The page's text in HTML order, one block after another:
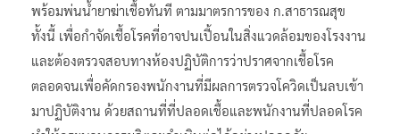
พร้อมพ่นน้ำยาฆ่าเชื้อทันที ตามมาตรการของ ก.สาธารณสุข
ทั้งนี้ เพื่อกำจัดเชื้อโรคที่อาจปนเปี้อนในสิ่งแวดล้อมของโรงงาน
และต้องตรวจสอบทางห้องปฏิบัติการว่าปราศจากเชื้อโรค
ตลอดจนเพื่อคัดกรองพนักงานที่มีผลการตรวจโควิดเป็นลบเข้า
มาปฏิบัติงาน ด้วยสถานที่ที่ปลอดเชื้อและพนักงานที่ปลอดโรค